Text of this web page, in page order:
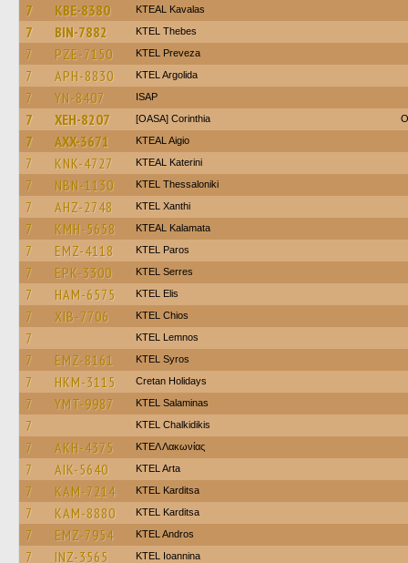
7 KBE-8380 KTEAL Kavalas
7 BIN-7882 KTEL Thebes
7 PZE-7150 KTEL Preveza
7 APH-8830 KTEL Argolida
7 YN-8407 ISAP
7 XEH-8207 [OASA] Corinthia
7 AXX-3671 KTEAL Aigio
7 KNK-4727 KTEAL Katerini
7 NBN-1130 KTEL Thessaloniki
7 AHZ-2748 KTEL Xanthi
7 KMH-5658 KTEAL Kalamata
7 EMZ-4118 KTEL Paros
7 EPK-3300 KTEL Serres
7 HAM-6575 KTEL Elis
7 XIB-7706 KTEL Chios
7 KTEL Lemnos
7 EMZ-8161 KTEL Syros
7 HKM-3115 Cretan Holidays
7 YMT-9987 KTEL Salaminas
7 ΚΤΕL Chalkidikis
7 AKH-4375 ΚΤΕΛ Λακωνίας
7 AIK-5640 KTEL Arta
7 KAM-7214 ΚΤΕL Karditsa
7 KAM-8880 ΚΤΕL Karditsa
7 EMZ-7954 KTEL Andros
7 INZ-3565 KTEL Ioannina